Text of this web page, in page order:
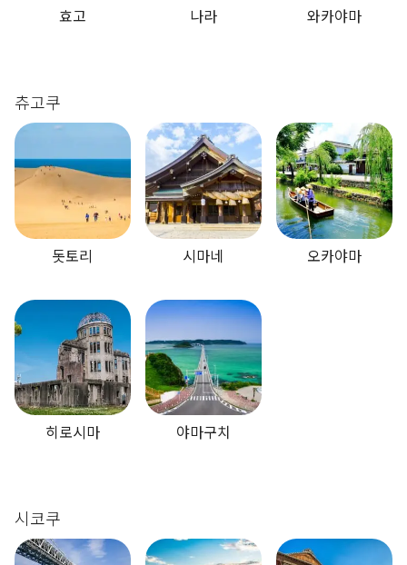
효고 나라 와카야마
츄고쿠
돗토리 시마네 오카야마
히로시마 야마구치
시코쿠